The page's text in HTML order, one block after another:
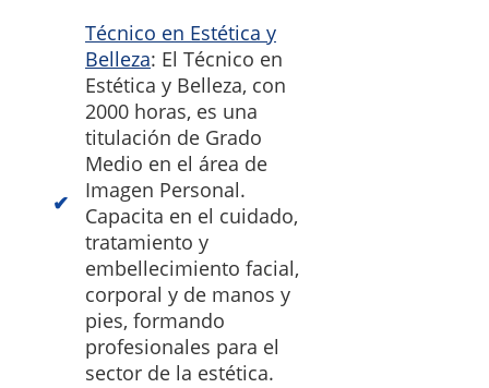
Técnico en Estética y
Belleza: El Técnico en
Estética y Belleza, con
2000 horas, es una
titulación de Grado
Medio en el área de
Imagen Personal.
Capacita en el cuidado,
tratamiento y
embellecimiento facial,
corporal y de manos y
pies, formando
profesionales para el
sector de la estética.